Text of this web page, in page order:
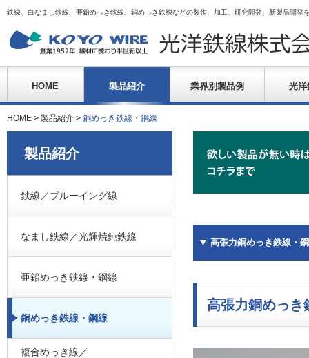
鉄線、白なまし鉄線、亜鉛めっき鉄線、銅めっき鉄線などの製作、加工、研究開発、新製品開発
HOME 製品紹介 業界別製品例 光洋
HOME > 製品紹介 > 銅めっき鉄線・鋼線
高張力銅めっき鉄線・
高張力銅めっき
製品紹介
鉄線／ブルーイング線
なまし鉄線／光輝焼鈍鉄線
亜鉛めっき鉄線・鋼線
銅めっき鉄線・鋼線
複合めっき線／